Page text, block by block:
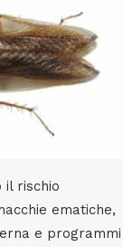
il rischio
ematiche,
e programmi